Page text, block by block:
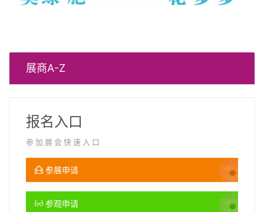
展商A-Z
报名入口
参加展会快速入口
参展申请
参观申请